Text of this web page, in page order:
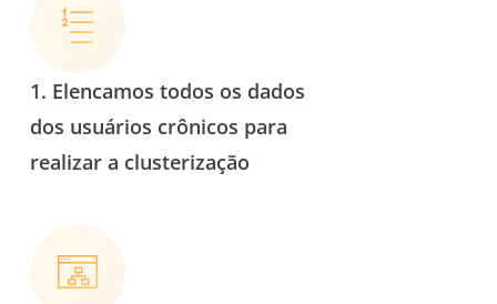
1. Elencamos todos os dados
dos usuários crônicos para
realizar a clusterização